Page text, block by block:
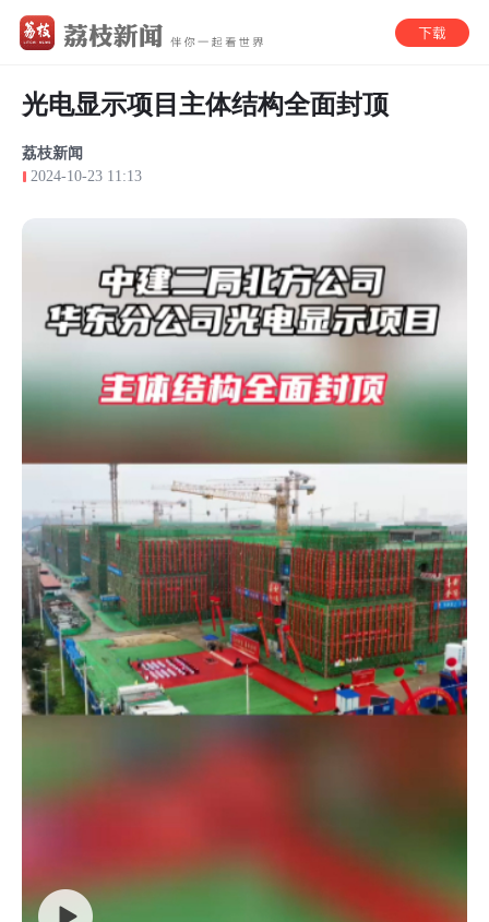
光电显示项目主体结构全面封顶
荔枝新闻
2024-10-23 11:13